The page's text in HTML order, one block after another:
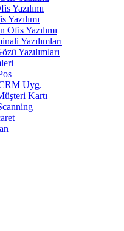
Yazılımı
Yazılımı
Ofis Yazılımı
Yazılımları
Yazılımları
Uyg.
Kartı